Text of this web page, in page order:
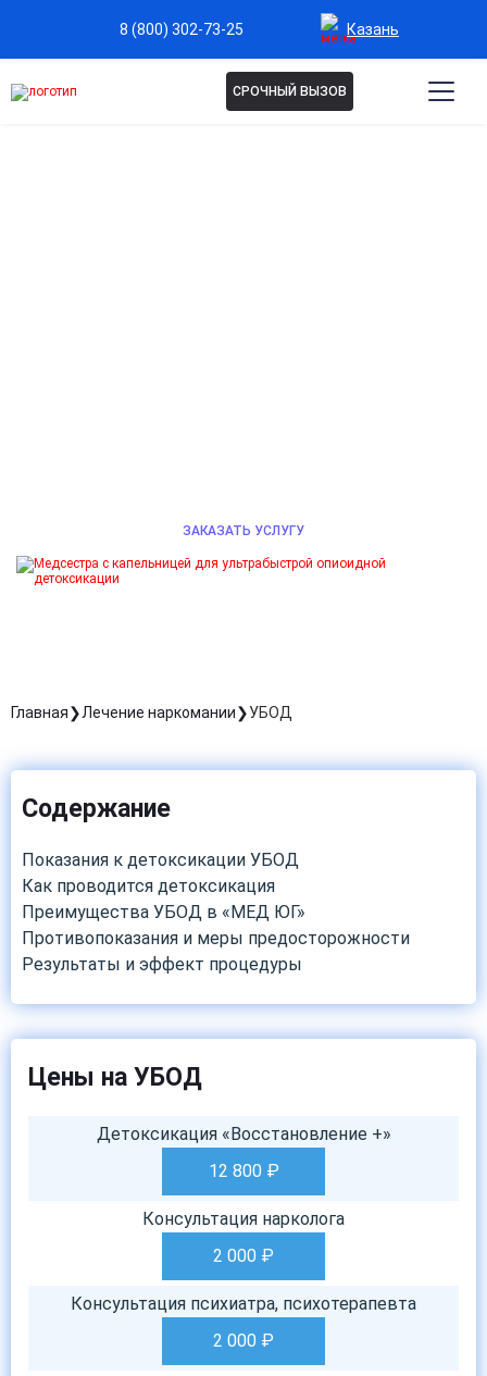
8 (800) 302-73-25 Казань
СРОЧНЫЙ ВЫЗОВ
ЗАКАЗАТЬ УСЛУГУ
Главная Лечение наркомании УБОД
Содержание
Показания к детоксикации УБОД
Как проводится детоксикация
Преимущества УБОД в «МЕД ЮГ»
Противопоказания и меры предосторожности
Результаты и эффект процедуры
Цены на УБОД
Детоксикация «Восстановление +»
12 800₽
Консультация нарколога
2 000 ₽
Консультация психиатра, психотерапевта
2 000 ₽